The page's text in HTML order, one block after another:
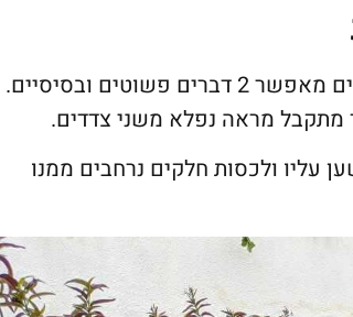
מעבר לעניין המראה הרומנטי והנוסטלגי, מעקה סורגים מאפשר 2 דברים פשוטים ובסיסיים.
מראה נפלא משני צדדים.
עליו ולכסות חלקים נרחבים ממנו